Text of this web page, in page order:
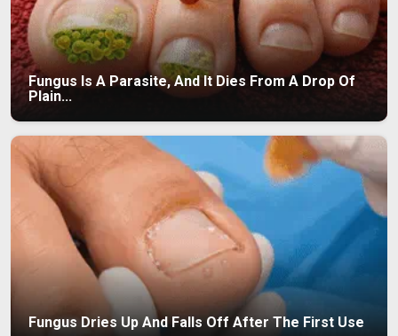
Fungus Is A Parasite, And It Dies From A Drop Of
Plain...
Fungus Dries Up And Falls Off After The First Use